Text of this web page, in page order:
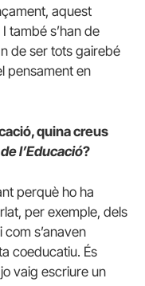
aquest
també s’han de
de ser tots gairebé
pensament en
quina creus
l’Educació?
perquè ho ha
per exemple, dels
s’anaven
coeducatiu. És
vaig escriure un